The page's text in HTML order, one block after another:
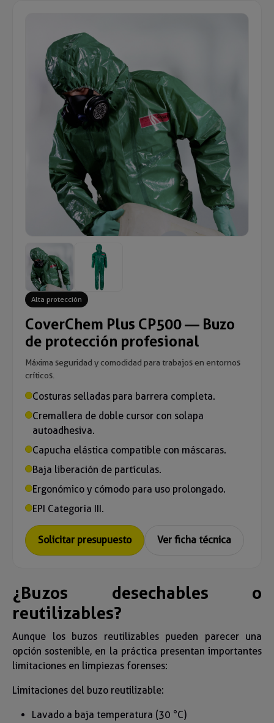
Alta protección
CoverChem Plus CP500 — Buzo
de protección profesional
Máxima seguridad y comodidad para trabajos en entornos
críticos.
Costuras selladas para barrera completa.
Cremallera de doble cursor con solapa
autoadhesiva.
Capucha elástica compatible con máscaras.
Baja liberación de partículas.
Ergonómico y cómodo para uso prolongado.
EPI Categoría III.
Solicitar presupuesto Ver ficha técnica
¿Buzos desechables o
reutilizables?
Aunque los buzos reutilizables pueden parecer una
opción sostenible, en la práctica presentan importantes
limitaciones en limpiezas forenses:
Limitaciones del buzo reutilizable:
Lavado a baja temperatura (30 °C)